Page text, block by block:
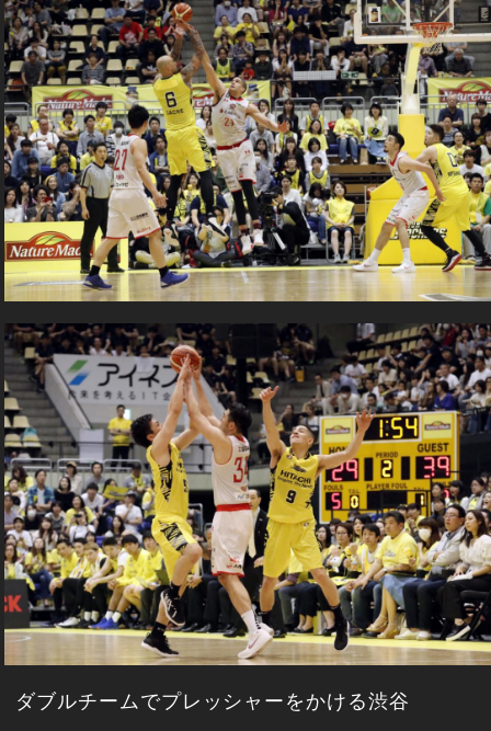
ダブルチームでプレッシャーをかける渋谷